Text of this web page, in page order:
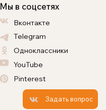
Мы в соцсетях
Вконтакте
Telegram
Одноклассники
YouTube
Pinterest
Задать вопрос